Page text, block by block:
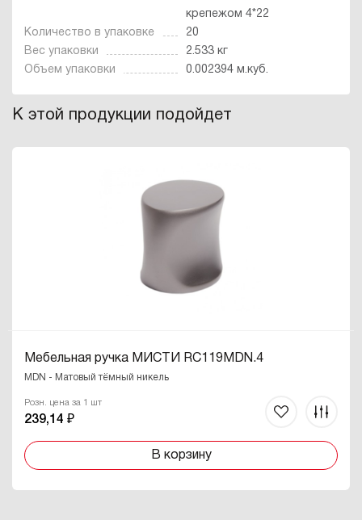
крепежом 4*22
Количество в упаковке
20
Вес упаковки
2.533 кг
Объем упаковки
0.002394 м.куб.
К этой продукции подойдет
Мебельная ручка МИСТИ RC119MDN.4
MDN - Матовый тёмный никель
Розн. цена за 1 шт
239,14 ₽
В корзину